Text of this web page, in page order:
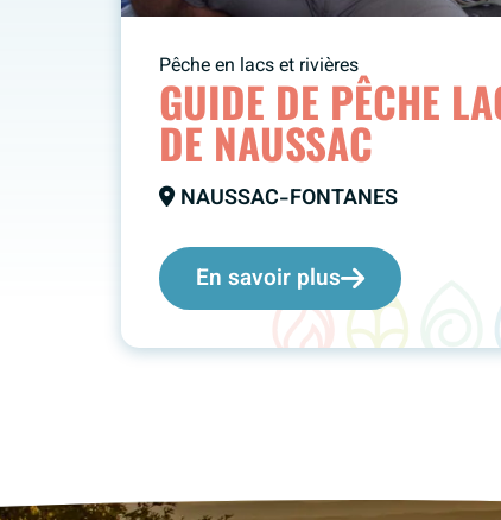
Pêche en lacs et rivières
GUIDE DE PÊCHE
DE NAUSSAC
NAUSSAC-FONTANES
En savoir plus